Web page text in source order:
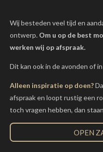
Wij besteden veel tijd en
ontwerp. Om u op de best
werken wij op afspraak.
Dit kan ook in de avonden of
Alleen inspiratie op doen?
afspraak en loopt rustig een
toch vragen hebben, dan
OPEN